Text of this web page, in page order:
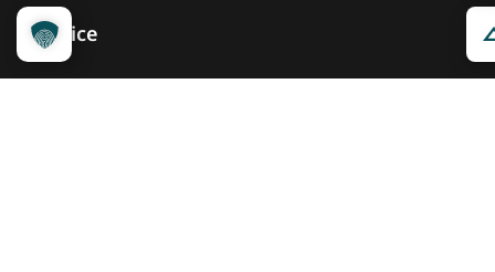
Service
Ansprechpartner Pressemeldungen